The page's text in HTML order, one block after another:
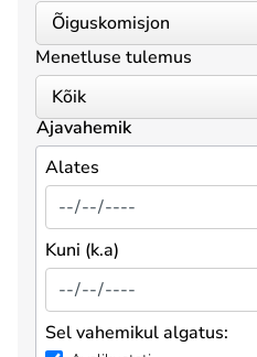
Menetluse tulemus
Ajavahemik
Alates
Kuni (k.a)
Sel vahemikul algatus: